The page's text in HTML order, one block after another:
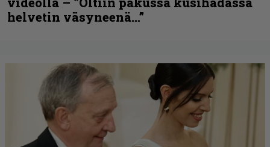
helvetin väsyneenä…”